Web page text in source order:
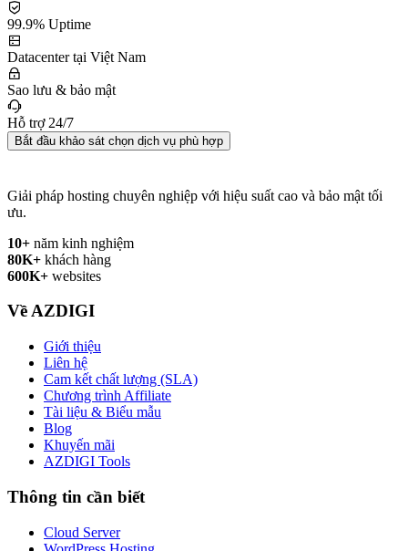
99.9% Uptime
Datacenter tại Việt Nam
Sao lưu & bảo mật
Hỗ trợ 24/7
Bắt đầu khảo sát chọn dịch vụ phù hợp
Giải pháp hosting chuyên nghiệp với hiệu suất cao và bảo mật tối
ưu.
10+ năm kinh nghiệm
80K+ khách hàng
600K+ websites
Về AZDIGI
Giới thiệu
Liên hệ
Cam kết chất lượng (SLA)
Chương trình Affiliate
Tài liệu & Biểu mẫu
Blog
Khuyến mãi
AZDIGI Tools
Thông tin cần biết
Cloud Server